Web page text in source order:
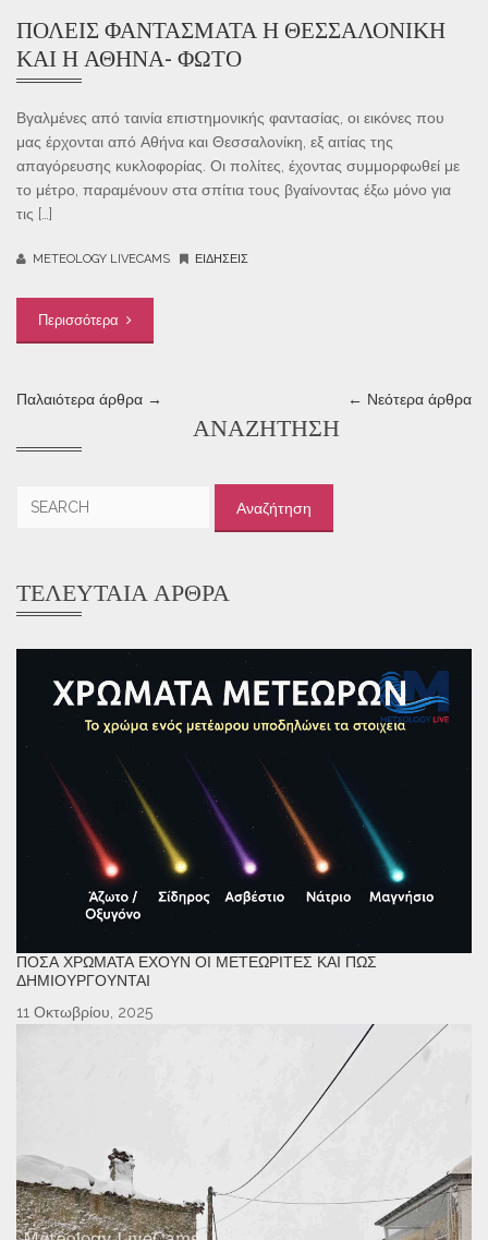
ΠΌΛΕΙΣ ΦΑΝΤΆΣΜΑΤΑ Η ΘΕΣΣΑΛΟΝΊΚΗ
ΚΑΙ Η ΑΘΉΝΑ- ΦΩΤΌ
Βγαλμένες από ταινία επιστημονικής φαντασίας, οι εικόνες που
μας έρχονται από Αθήνα και Θεσσαλονίκη, εξ αιτίας της
απαγόρευσης κυκλοφορίας. Οι πολίτες, έχοντας συμμορφωθεί με
το μέτρο, παραμένουν στα σπίτια τους βγαίνοντας έξω μόνο για
τις […]
METEOLOGY LIVECAMS ΕΙΔΉΣΕΙΣ
Περισσότερα
Παλαιότερα άρθρα → ← Νεότερα άρθρα
ΑΝΑΖΉΤΗΣΗ
ΤΕΛΕΥΤΑΊΑ ΆΡΘΡΑ
ΠΌΣΑ ΧΡΏΜΑΤΑ ΈΧΟΥΝ ΟΙ ΜΕΤΕΩΡΊΤΕΣ ΚΑΙ ΠΏΣ
ΔΗΜΙΟΥΡΓΟΎΝΤΑΙ
11 Οκτωβρίου, 2025